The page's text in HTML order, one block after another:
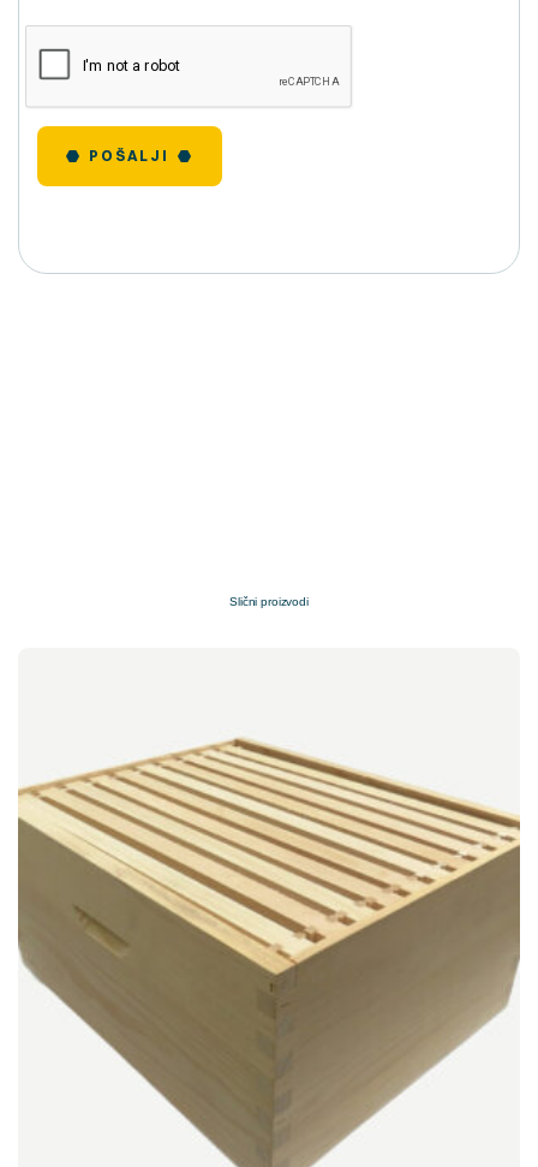
POŠALJI
Slični proizvodi